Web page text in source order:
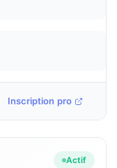
Inscription pro
Actif